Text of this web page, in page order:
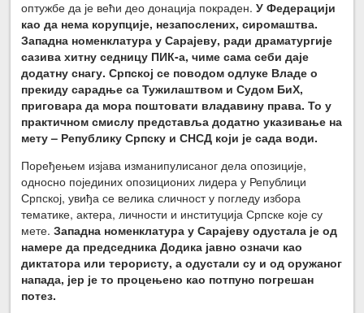
оптужбе да је већи део донација покраден.У Федерацији
као да нема корупције, незапослених, сиромаштва.
Западна номенклатура у Сарајеву, ради драматургије
сазива хитну седницу ПИК-а, чиме сама себи даје
додатну снагу. Српској се поводом одлуке Владе о
прекиду сарадње са Тужилаштвом и Судом БиХ,
приговара да мора поштовати владавину права. То у
практичном смислу представља додатно указивање на
мету – Републику Српску и СНСД који је сада води.
Поређењем изјава изманипулисаног дела опозиције,
односно појединих опозиционих лидера у Републици
Српској, увиђа се велика сличност у погледу избора
тематике, актера, личности и институција Српске које су
мете.Западна номенклатура у Сарајеву одустала је од
намере да председника Додика јавно означи као
диктатора или терористу, а одустали су и од оружаног
напада, јер је то процењено као потпуно погрешан
потез.